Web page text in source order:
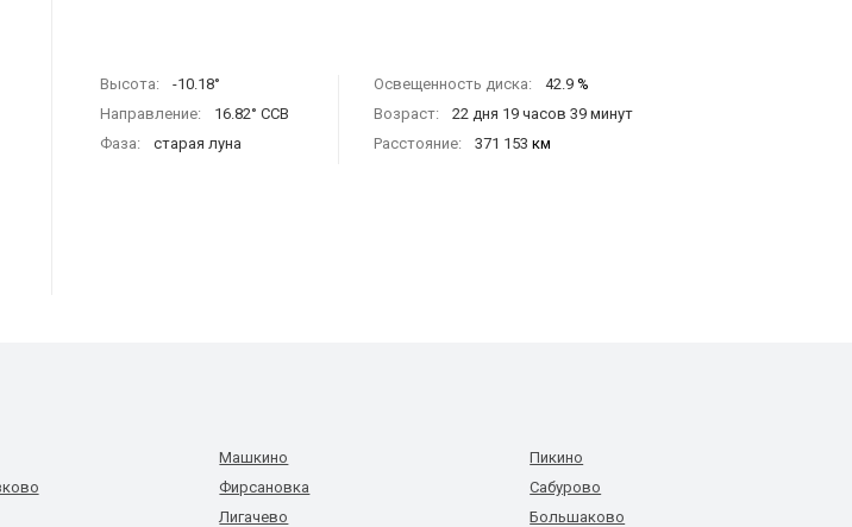
Высота:
-10.18°
Направление:
16.82° ССВ
Фаза:
старая луна
Освещенность диска: 42.9 %
Возраст:
22 дня 19 часов 39 минут
Расстояние:
371 153 км
Машкино
Фирсановка
Лигачево
Пикино
Сабурово
Большаково